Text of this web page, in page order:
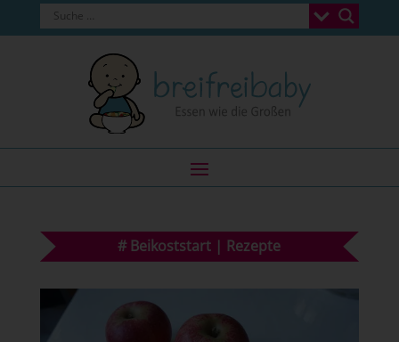
# Beikoststart | Rezepte